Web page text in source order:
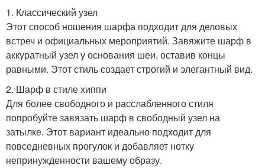
1. Классический узел
Этот способ ношения шарфа подходит для деловых
встреч и официальных мероприятий. Завяжите шарф в
аккуратный узел у основания шеи, оставив концы
равными. Этот стиль создает строгий и элегантный вид.
2. Шарф в стиле хиппи
Для более свободного и расслабленного стиля
попробуйте завязать шарф в свободный узел на
затылке. Этот вариант идеально подходит для
повседневных прогулок и добавляет нотку
непринужденности вашему образу.